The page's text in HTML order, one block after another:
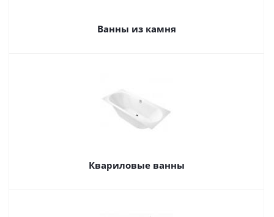
Ванны из камня
Квариловые ванны